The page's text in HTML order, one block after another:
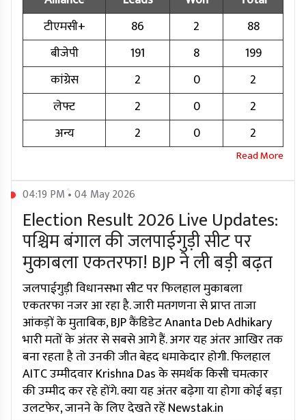
टीएमसी+
86 2
88
बीजेपी
191 8
199
कांग्रेस
2 0
2
लेफ्ट
2 0
2
अन्य
2 0 2
04:19 PM • 04 May 2026
Election Result 2026 Live Updates:
पश्चिम बंगाल की जलपाईगुड़ी सीट पर
मुकाबला एकतरफा! BJP ने ली बड़ी बढ़त
जलपाईगुड़ी विधानसभा सीट पर फिलहाल मुकाबला
एकतरफा नजर आ रहा है. जारी मतगणना से प्राप्त ताजा
आंकड़ों के मुताबिक, BJP कैंडिडेट Ananta Deb Adhikary
भारी मतों के अंतर से सबसे आगे हैं. अगर यह अंतर आखिर तक
बना रहता है तो उनकी जीत बेहद धमाकेदार होगी. फिलहाल
AITC उम्मीदवार Krishna Das के समर्थक किसी चमत्कार
की उम्मीद कर रहे होंगे. क्या यह अंतर बढ़ेगा या होगा कोई बड़ा
उलटफेर, जानने के लिए देखते रहें Newstak.in